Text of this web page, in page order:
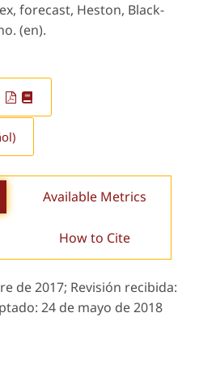
forecast, Heston, Black-
(en).
Available Metrics
How to Cite
de 2017; Revisión recibida:
24 de mayo de 2018